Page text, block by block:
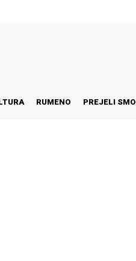
RUMENO PREJELI SMO